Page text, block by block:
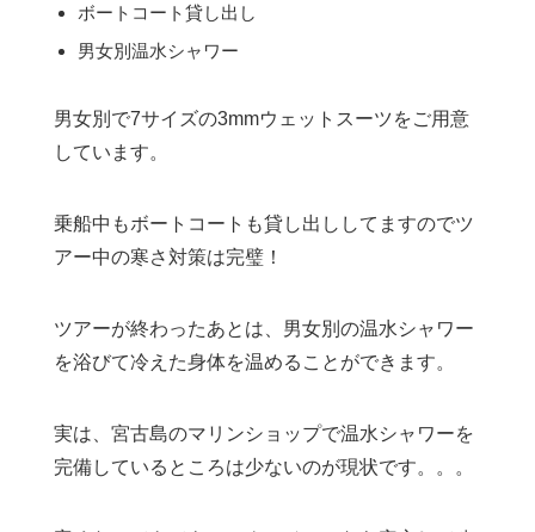
ボートコート貸し出し
男女別温水シャワー
男女別で7サイズの3mmウェットスーツをご用意
しています。
乗船中もボートコートも貸し出ししてますのでツ
アー中の寒さ対策は完璧！
ツアーが終わったあとは、男女別の温水シャワー
を浴びて冷えた身体を温めることができます。
実は、宮古島のマリンショップで温水シャワーを
完備しているところは少ないのが現状です。。。